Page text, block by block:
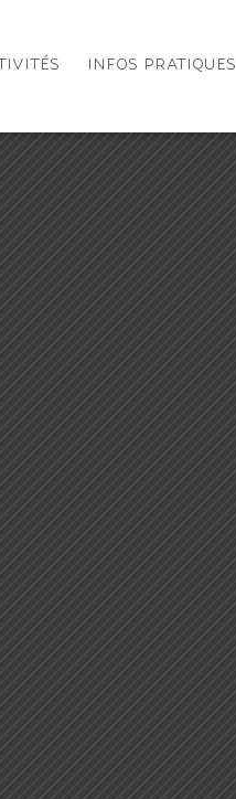
INFOS PRATIQUES